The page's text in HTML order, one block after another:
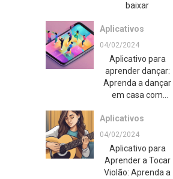
baixar
Aplicativos
04/02/2024
Aplicativo para
aprender dançar:
Aprenda a dançar
em casa com
Aplicativos
04/02/2024
Aplicativo para
Aprender a Tocar
Violão: Aprenda a